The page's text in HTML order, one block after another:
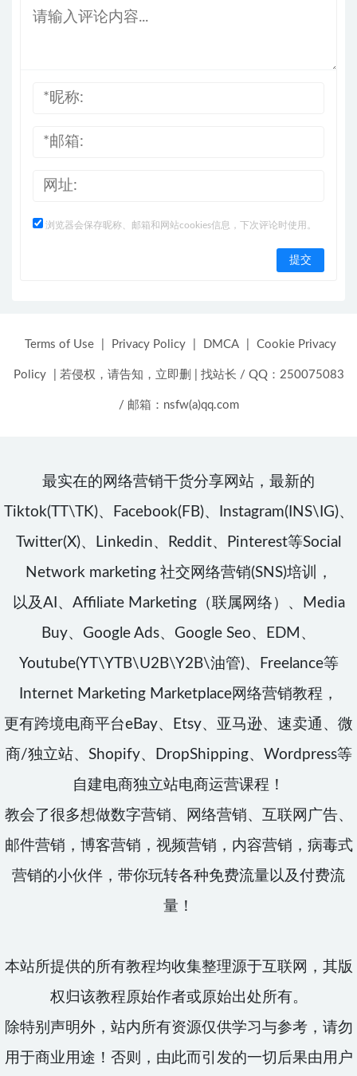
浏览器会保存昵称、邮箱和网站cookies信息，下次评论时使用。
Terms of Use Privacy Policy DMCA Cookie Privacy
Policy 若侵权，请告知，立即删 找站长 / QQ：250075083
/ 邮箱：nsfw(a)qq.com
最实在的网络营销干货分享网站，最新的
Tiktok(TT\TK)、Facebook(FB)、Instagram(INS\IG)、
Twitter(X)、Linkedin、Reddit、Pinterest等Social
Network marketing 社交网络营销(SNS)培训，
以及AI、Affiliate Marketing（联属网络）、Media
Buy、Google Ads、Google Seo、EDM、
Youtube(YT\YTB\U2B\Y2B\油管)、Freelance等
Internet Marketing Marketplace网络营销教程，
更有跨境电商平台eBay、Etsy、亚马逊、速卖通、微
商/独立站、Shopify、DropShipping、Wordpress等
自建电商独立站电商运营课程！
教会了很多想做数字营销、网络营销、互联网广告、
邮件营销，博客营销，视频营销，内容营销，病毒式
营销的小伙伴，带你玩转各种免费流量以及付费流
量！
本站所提供的所有教程均收集整理源于互联网，其版
权归该教程原始作者或原始出处所有。
除特别声明外，站内所有资源仅供学习与参考，请勿
用于商业用途！否则，由此而引发的一切后果由用户